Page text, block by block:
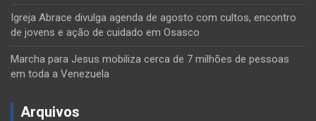
Igreja Abrace divulga agenda de agosto com cultos, encontro
de jovens e ação de cuidado em Osasco
Marcha para Jesus mobiliza cerca de 7 milhões de pessoas
em toda a Venezuela
Arquivos